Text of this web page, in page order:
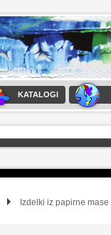
KATALOGI
Izdelki iz papirne mase